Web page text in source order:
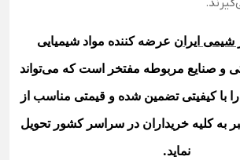
شیمی ایران عرضه کننده مواد شیمیایی
و صنایع مربوطه مفتخر است که می‌تواند
کلرید 2 آبه را با کیفیتی تضمین شده و قیمتی مناسب از
به کلیه خریداران در سراسر کشور تحویل
نماید.